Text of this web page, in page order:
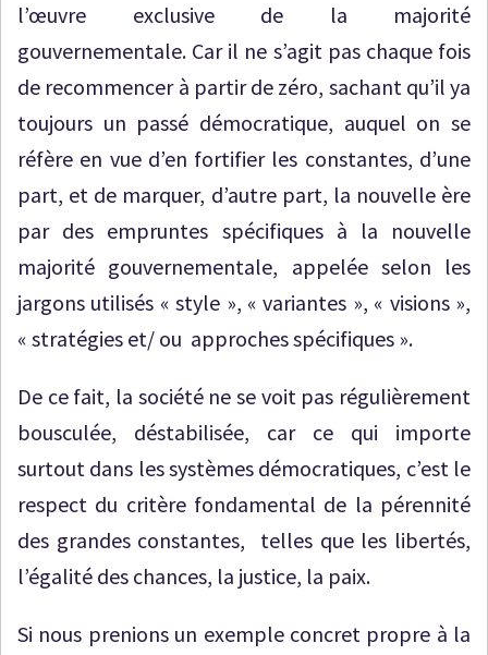
l’œuvre exclusive de la majorité
gouvernementale. Car il ne s’agit pas chaque fois
de recommencer à partir de zéro, sachant qu’il ya
toujours un passé démocratique, auquel on se
réfère en vue d’en fortifier les constantes, d’une
part, et de marquer, d’autre part, la nouvelle ère
par des empruntes spécifiques à la nouvelle
majorité gouvernementale, appelée selon les
jargons utilisés « style », « variantes », « visions »,
« stratégies et/ ou approches spécifiques ».
De ce fait, la société ne se voit pas régulièrement
bousculée, déstabilisée, car ce qui importe
surtout dans les systèmes démocratiques, c’est le
respect du critère fondamental de la pérennité
des grandes constantes, telles que les libertés,
l’égalité des chances, la justice, la paix.
Si nous prenions un exemple concret propre à la